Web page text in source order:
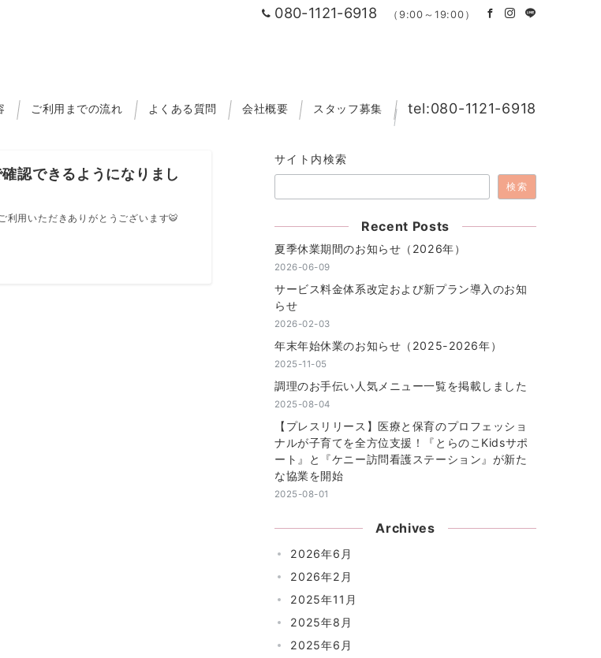
080-1121-6918 （9:00～19:00）
ご利用までの流れ よくある質問 会社概要 スタッフ募集 tel:080-1121-6918
認できるようになりまし
利用いただきありがとうございます🐯
サイト内検索
検索
Recent Posts
夏季休業期間のお知らせ（2026年）
2026-06-09
サービス料金体系改定および新プラン導入のお知
らせ
2026-02-03
年末年始休業のお知らせ（2025-2026年）
2025-11-05
調理のお手伝い人気メニュー一覧を掲載しました
2025-08-04
【プレスリリース】医療と保育のプロフェッショ
ナルが子育てを全方位支援！『とらのこKidsサポ
ート』と『ケニー訪問看護ステーション』が新た
な協業を開始
2025-08-01
Archives
2026年6月
2026年2月
2025年11月
2025年8月
2025年6月